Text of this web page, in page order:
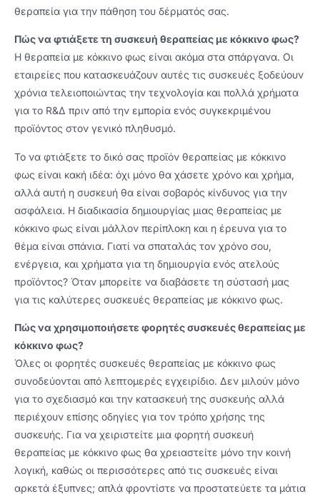
θεραπεία για την πάθηση του δέρματός σας.
Πώς να φτιάξετε τη συσκευή θεραπείας με κόκκινο φως?
Η θεραπεία με κόκκινο φως είναι ακόμα στα σπάργανα. Οι
εταιρείες που κατασκευάζουν αυτές τις συσκευές ξοδεύουν
χρόνια τελειοποιώντας την τεχνολογία και πολλά χρήματα
για το R&Δ πριν από την εμπορία ενός συγκεκριμένου
προϊόντος στον γενικό πληθυσμό.
Το να φτιάξετε το δικό σας προϊόν θεραπείας με κόκκινο
φως είναι κακή ιδέα: όχι μόνο θα χάσετε χρόνο και χρήμα,
αλλά αυτή η συσκευή θα είναι σοβαρός κίνδυνος για την
ασφάλεια. Η διαδικασία δημιουργίας μιας θεραπείας με
κόκκινο φως είναι μάλλον περίπλοκη και η έρευνα για το
θέμα είναι σπάνια. Γιατί να σπαταλάς τον χρόνο σου,
ενέργεια, και χρήματα για τη δημιουργία ενός ατελούς
προϊόντος? Όταν μπορείτε να διαβάσετε τη σύστασή μας
για τις καλύτερες συσκευές θεραπείας με κόκκινο φως.
Πώς να χρησιμοποιήσετε φορητές συσκευές θεραπείας με
κόκκινο φως?
Όλες οι φορητές συσκευές θεραπείας με κόκκινο φως
συνοδεύονται από λεπτομερές εγχειρίδιο. Δεν μιλούν μόνο
για το σχεδιασμό και την κατασκευή της συσκευής αλλά
περιέχουν επίσης οδηγίες για τον τρόπο χρήσης της
συσκευής. Για να χειριστείτε μια φορητή συσκευή
θεραπείας με κόκκινο φως θα χρειαστείτε μόνο την κοινή
λογική, καθώς οι περισσότερες από τις συσκευές είναι
αρκετά έξυπνες; απλά φροντίστε να προστατεύετε τα μάτια